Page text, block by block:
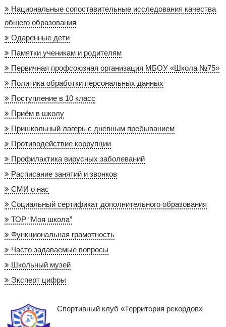
Национальные сопоставительные исследования качества
общего образования
Одаренные дети
Памятки ученикам и родителям
Первичная профсоюзная организация МБОУ «Школа №75»
Политика обработки персональных данных
Поступление в 10 класс
Приём в школу
Пришкольный лагерь с дневным пребыванием
Противодействие коррупции
Профилактика вирусных заболеваний
Расписание занятий и звонков
СМИ о нас
Социальный сертификат дополнительного образования
ТОР “Моя школа”
Функциональная грамотность
Часто задаваемые вопросы
Школьный музей
Эксперт цифры
Спортивный клуб «Территория рекордов»